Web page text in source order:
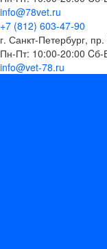
info@78vet.ru
+7 (812) 603-47-90
г. Санкт-Петербург,
Пн-Пт: 10:00-20:00
info@vet-78.ru